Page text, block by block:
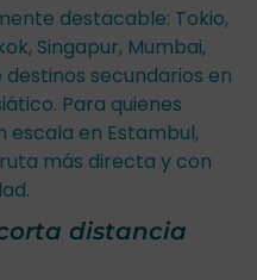
destacable: Tokio,
Singapur, Mumbai,
secundarios en
Para quienes
escala en Estambul,
más directa y con
distancia